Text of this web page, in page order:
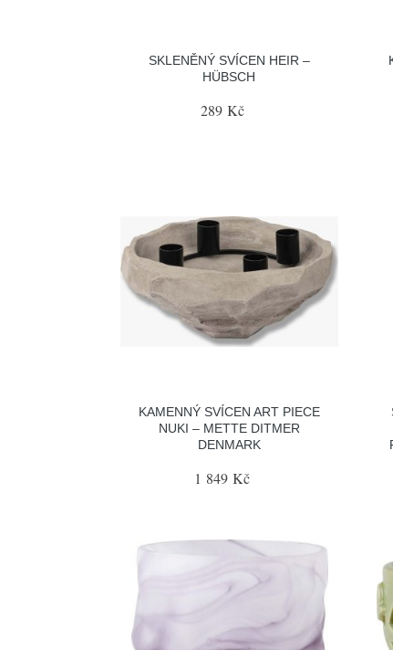
SKLENĚNÝ SVÍCEN HEIR –
HÜBSCH
289 Kč
KAMENNÝ SVÍCEN ART PIECE
NUKI – METTE DITMER
DENMARK
1 849 Kč